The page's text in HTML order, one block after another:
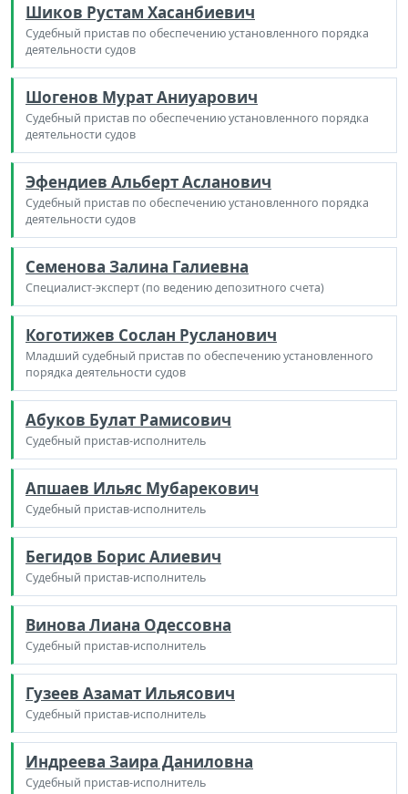
Шиков Рустам Хасанбиевич
Судебный пристав по обеспечению установленного порядка
деятельности судов
Шогенов Мурат Аниуарович
Судебный пристав по обеспечению установленного порядка
деятельности судов
Эфендиев Альберт Асланович
Судебный пристав по обеспечению установленного порядка
деятельности судов
Семенова Залина Галиевна
Специалист-эксперт (по ведению депозитного счета)
Коготижев Сослан Русланович
Младший судебный пристав по обеспечению установленного
порядка деятельности судов
Абуков Булат Рамисович
Судебный пристав-исполнитель
Апшаев Ильяс Мубарекович
Судебный пристав-исполнитель
Бегидов Борис Алиевич
Судебный пристав-исполнитель
Винова Лиана Одессовна
Судебный пристав-исполнитель
Гузеев Азамат Ильясович
Судебный пристав-исполнитель
Индреева Заира Даниловна
Судебный пристав-исполнитель